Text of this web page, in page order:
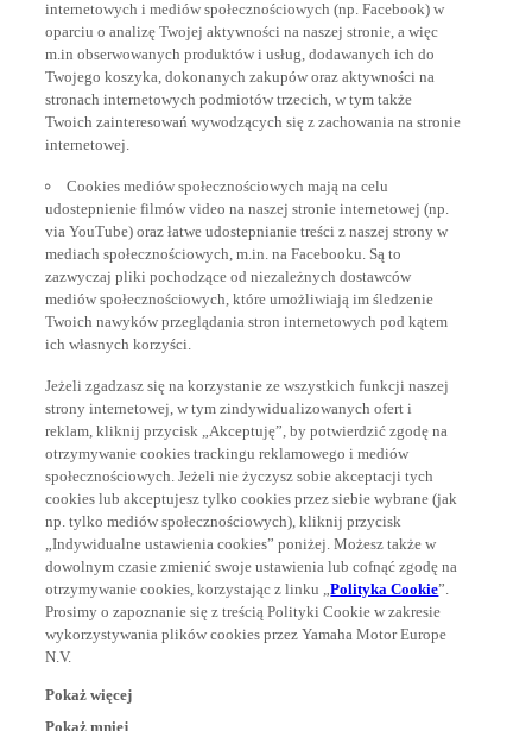
oparciu o analizę Twojej aktywności na naszej stronie, a więc
m.in obserwowanych produktów i usług, dodawanych ich do
Twojego koszyka, dokonanych zakupów oraz aktywności na
stronach internetowych podmiotów trzecich, w tym także
Twoich zainteresowań wywodzących się z zachowania na stronie
internetowej.
Cookies mediów społecznościowych mają na celu
udostepnienie filmów video na naszej stronie internetowej (np.
via YouTube) oraz łatwe udostepnianie treści z naszej strony w
mediach społecznościowych, m.in. na Facebooku. Są to
zazwyczaj pliki pochodzące od niezależnych dostawców
mediów społecznościowych, które umożliwiają im śledzenie
Twoich nawyków przeglądania stron internetowych pod kątem
ich własnych korzyści.
Jeżeli zgadzasz się na korzystanie ze wszystkich funkcji naszej
strony internetowej, w tym zindywidualizowanych ofert i
reklam, kliknij przycisk „Akceptuję”, by potwierdzić zgodę na
otrzymywanie cookies trackingu reklamowego i mediów
społecznościowych. Jeżeli nie życzysz sobie akceptacji tych
cookies lub akceptujesz tylko cookies przez siebie wybrane (jak
np. tylko mediów społecznościowych), kliknij przycisk
„Indywidualne ustawienia cookies” poniżej. Możesz także w
dowolnym czasie zmienić swoje ustawienia lub cofnąć zgodę na
otrzymywanie cookies, korzystając z linku „Polityka Cookie”.
Prosimy o zapoznanie się z treścią Polityki Cookie w zakresie
wykorzystywania plików cookies przez Yamaha Motor Europe
N.V.
Pokaż więcej
Pokaż mniej